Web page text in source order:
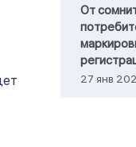
От
27 янв